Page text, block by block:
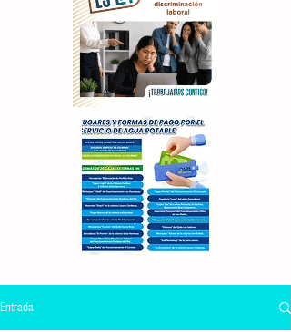
Entrada